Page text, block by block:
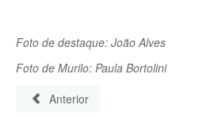
Foto de destaque: João Alves
Foto de Murilo: Paula Bortolini
Anterior